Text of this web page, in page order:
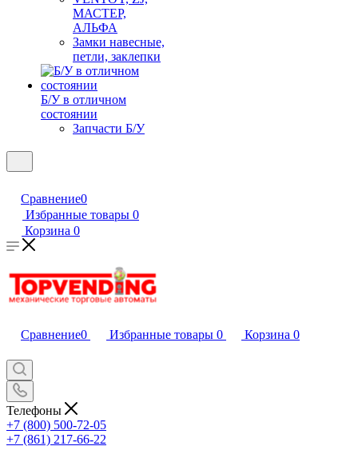
МАСТЕР,
АЛЬФА
Замки навесные,
петли, заклепки
Б/У в отличном
состоянии
Запчасти Б/У
Сравнение0
Избранные товары 0
Корзина 0
Сравнение0 Избранные товары 0 Корзина 0
Телефоны
+7 (800) 500-72-05
+7 (861) 217-66-22